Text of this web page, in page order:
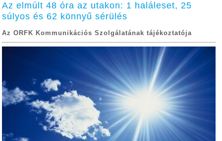
Az elmúlt 48 óra az utakon: 1 haláleset, 25
súlyos és 62 könnyű sérülés
Az ORFK Kommunikációs Szolgálatának tájékoztatója